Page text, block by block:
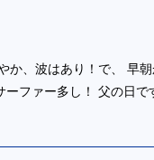
か、波はあり！で、 早朝
ーファー多し！ 父の日で